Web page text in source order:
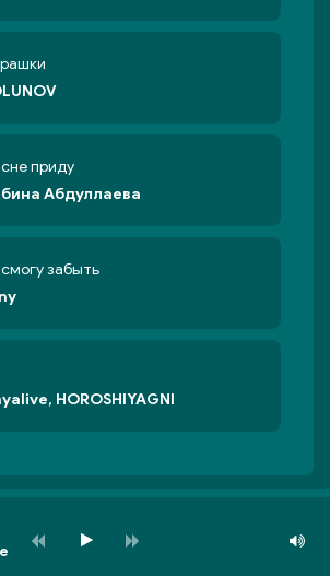
приду
Абдуллаева
забыть
HOROSHIYAGNI